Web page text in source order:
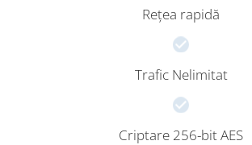
Rețea rapidă
Trafic Nelimitat
Criptare 256-bit AES